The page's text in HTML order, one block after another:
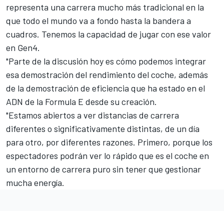
representa una carrera mucho más tradicional en la
que todo el mundo va a fondo hasta la bandera a
cuadros. Tenemos la capacidad de jugar con ese valor
en Gen4.
"Parte de la discusión hoy es cómo podemos integrar
esa demostración del rendimiento del coche, además
de la demostración de eficiencia que ha estado en el
ADN de la Formula E desde su creación.
"Estamos abiertos a ver distancias de carrera
diferentes o significativamente distintas, de un día
para otro, por diferentes razones. Primero, porque los
espectadores podrán ver lo rápido que es el coche en
un entorno de carrera puro sin tener que gestionar
mucha energía.